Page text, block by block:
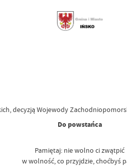
decyzją Wojewody
Do powstańca
Pamiętaj: nie wolno ci zwątpić
w wolność, co przyjdzie, choćbyś